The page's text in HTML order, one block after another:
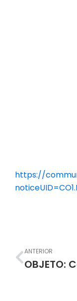
https://
Prev
ANTERIOR